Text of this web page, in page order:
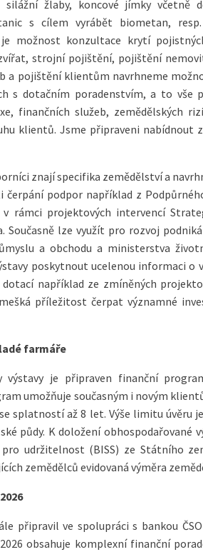
silážní žlaby, koncové jímky včetně
s cílem vyrábět biometan,
je možnost konzultace krytí
strojní pojištění, pojištění
a pojištění klientům navrhneme
s dotačním poradenstvím, a to vše
finančních služeb, zemědělských
klientů. Jsme připraveni nabídnout
znají specifika zemědělství a
čerpání podpor například z
v rámci projektových intervencí
Současně lze využít pro rozvoj
a obchodu a ministerstva
poskytnout ucelenou informaci
například ze zmíněných
příležitost čerpat významné
farmáře
výstavy je připraven finanční
umožňuje současným i novým
splatností až 8 let. Výše limitu úvěru
půdy. K doložení
udržitelnost (BISS) ze Státního
zemědělců evidovaná výměra
připravil ve spolupráci s bankou
obsahuje komplexní finanční